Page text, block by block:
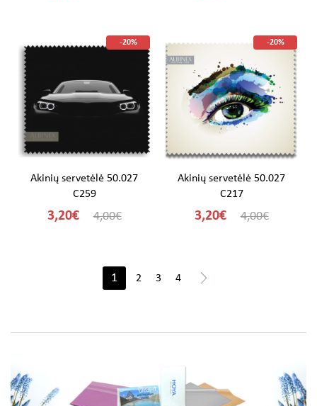
-20%
Akinių servetėlė 50.027
C259
3,20€ 4,00€
-20%
Akinių servetėlė 50.027
C217
3,20€ 4,00€
1 2 3 4 >